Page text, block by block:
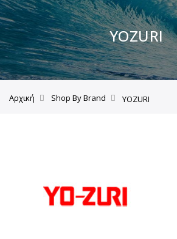
YOZURI
Αρχική Shop By Brand YOZURI